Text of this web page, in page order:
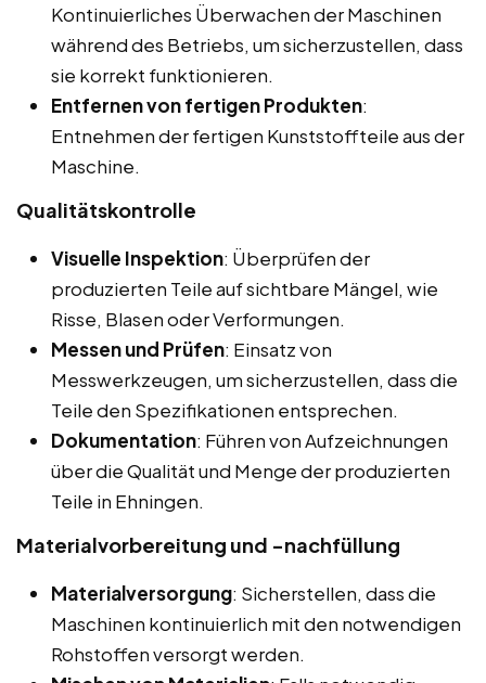
Kontinuierliches Überwachen der Maschinen
während des Betriebs, um sicherzustellen, dass
sie korrekt funktionieren.
Entfernen von fertigen Produkten:
Entnehmen der fertigen Kunststoffteile aus der
Maschine.
Qualitätskontrolle
Visuelle Inspektion: Überprüfen der
produzierten Teile auf sichtbare Mängel, wie
Risse, Blasen oder Verformungen.
Messen und Prüfen: Einsatz von
Messwerkzeugen, um sicherzustellen, dass die
Teile den Spezifikationen entsprechen.
Dokumentation: Führen von Aufzeichnungen
über die Qualität und Menge der produzierten
Teile in Ehningen.
Materialvorbereitung und -nachfüllung
Materialversorgung: Sicherstellen, dass die
Maschinen kontinuierlich mit den notwendigen
Rohstoffen versorgt werden.